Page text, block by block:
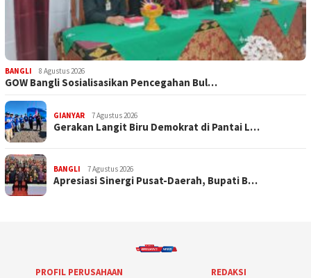
BANGLI 8 Agustus 2026
GOW Bangli Sosialisasikan Pencegahan Bul…
GIANYAR 7 Agustus 2026
Gerakan Langit Biru Demokrat di Pantai L…
BANGLI 7 Agustus 2026
Apresiasi Sinergi Pusat-Daerah, Bupati B…
PROFIL PERUSAHAAN REDAKSI